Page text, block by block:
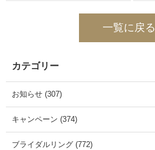
一覧に戻る
カテゴリー
お知らせ (307)
キャンペーン (374)
ブライダルリング (772)